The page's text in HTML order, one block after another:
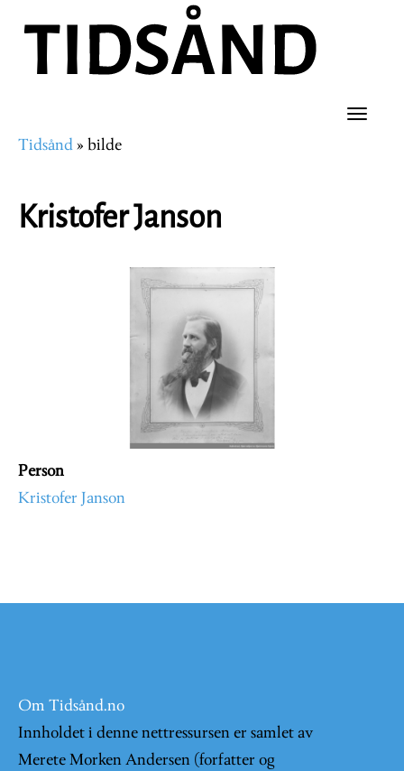
hovedinnhold
Toggle
Navigasjonssti
Tidsånd bilde
Kristofer Janson
Person
Kristofer Janson
Om Tidsånd.no
Innholdet i denne nettressursen er samlet av
Merete Morken Andersen (forfatter og